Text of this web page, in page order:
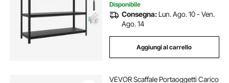
Disponibile
Consegna: Lun. Ago. 10 - Ven.
Ago. 14
Aggiungi al carrello
VEVOR Scaffale Portaoggetti Carico